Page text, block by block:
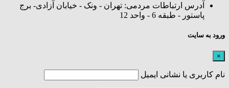
آدرس ارتباطات مردمی: تهران - ونک - خیابان آزادی- برج
پاستور - طبقه 6 - واحد 12
ورود به سایت
×
نام کاربری یا نشانی ایمیل